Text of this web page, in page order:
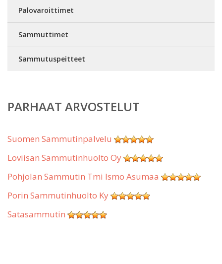
Palovaroittimet
Sammuttimet
Sammutuspeitteet
PARHAAT ARVOSTELUT
Suomen Sammutinpalvelu
Loviisan Sammutinhuolto Oy
Pohjolan Sammutin Tmi Ismo Asumaa
Porin Sammutinhuolto Ky
Satasammutin